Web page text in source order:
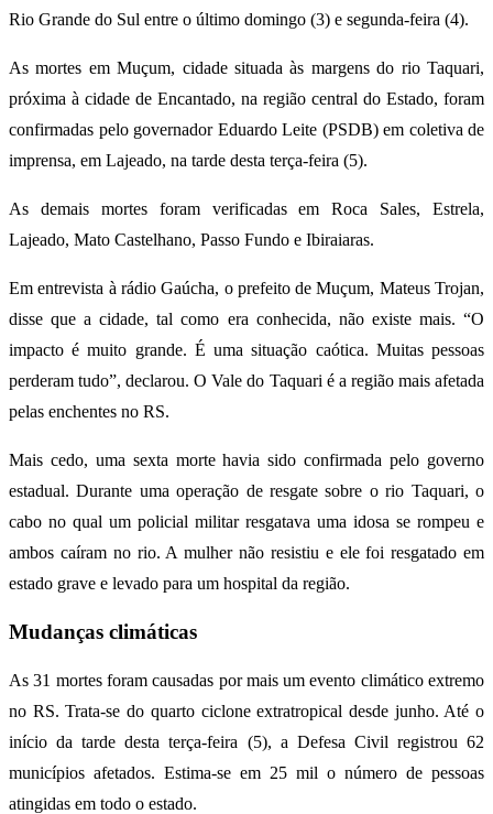
Rio Grande do Sul entre o último domingo (3) e segunda-feira (4).
As mortes em Muçum, cidade situada às margens do rio Taquari,
próxima à cidade de Encantado, na região central do Estado, foram
confirmadas pelo governador Eduardo Leite (PSDB) em coletiva de
imprensa, em Lajeado, na tarde desta terça-feira (5).
As demais mortes foram verificadas em Roca Sales, Estrela,
Lajeado, Mato Castelhano, Passo Fundo e Ibiraiaras.
Em entrevista à rádio Gaúcha, o prefeito de Muçum, Mateus Trojan,
disse que a cidade, tal como era conhecida, não existe mais. “O
impacto é muito grande. É uma situação caótica. Muitas pessoas
perderam tudo”, declarou. O Vale do Taquari é a região mais afetada
pelas enchentes no RS.
Mais cedo, uma sexta morte havia sido confirmada pelo governo
estadual. Durante uma operação de resgate sobre o rio Taquari, o
cabo no qual um policial militar resgatava uma idosa se rompeu e
ambos caíram no rio. A mulher não resistiu e ele foi resgatado em
estado grave e levado para um hospital da região.
Mudanças climáticas
As 31 mortes foram causadas por mais um evento climático extremo
no RS. Trata-se do quarto ciclone extratropical desde junho. Até o
início da tarde desta terça-feira (5), a Defesa Civil registrou 62
municípios afetados. Estima-se em 25 mil o número de pessoas
atingidas em todo o estado.